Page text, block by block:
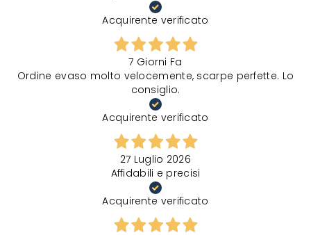
Acquirente verificato
7 Giorni Fa
Ordine evaso molto velocemente, scarpe perfette. Lo
consiglio.
Acquirente verificato
27 Luglio 2026
Affidabili e precisi
Acquirente verificato